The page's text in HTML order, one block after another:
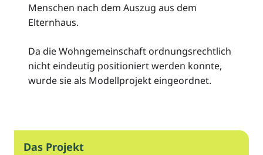
Menschen nach dem Auszug aus dem
Elternhaus.
Da die Wohngemeinschaft ordnungsrechtlich
nicht eindeutig positioniert werden konnte,
wurde sie als Modellprojekt eingeordnet.
Das Projekt